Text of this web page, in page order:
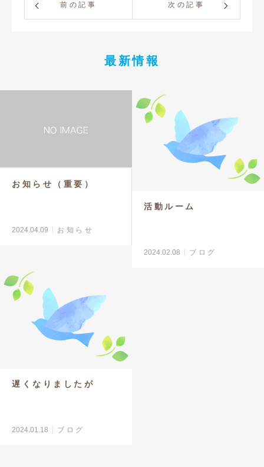
前の記事 次の記事
最新情報
お知らせ（重要）
2024.04.09 お知らせ
活動ルーム
2024.02.08 ブログ
遅くなりましたが
2024.01.18 ブログ